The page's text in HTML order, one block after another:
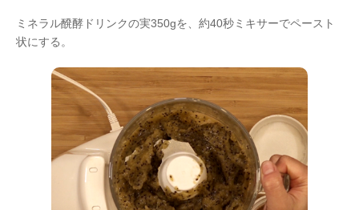
ミネラル醗酵ドリンクの実350gを、約40秒ミキサーでペースト
状にする。